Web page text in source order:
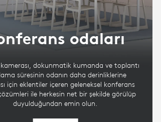
odaları
dokunmatik kumanda ve toplantı
süresinin odanın daha derinliklerine
için eklentiler içeren geleneksel konferans
ile herkesin net bir şekilde görülüp
duyulduğundan emin olun.